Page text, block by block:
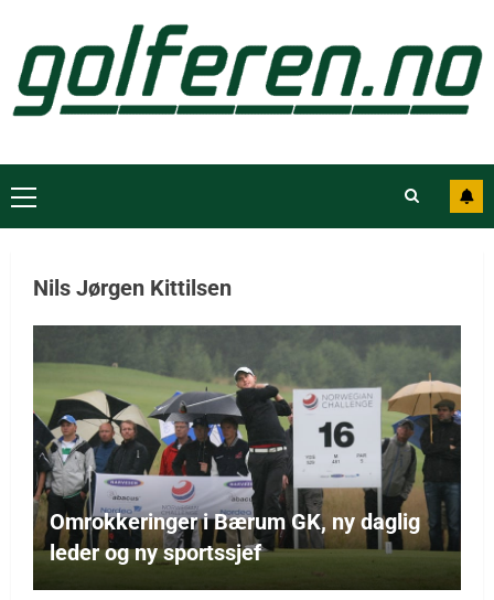
Nils Jørgen Kittilsen
Omrokkeringer i Bærum GK, ny daglig
leder og ny sportssjef